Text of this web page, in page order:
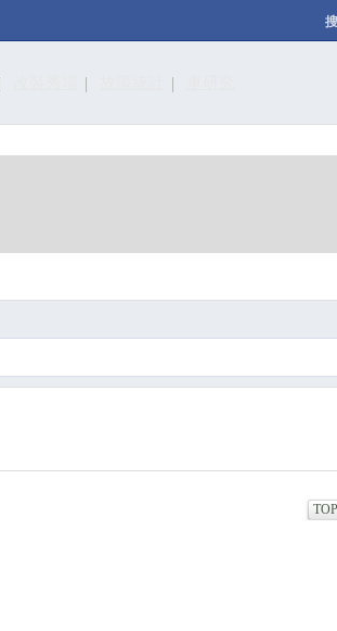
TOP